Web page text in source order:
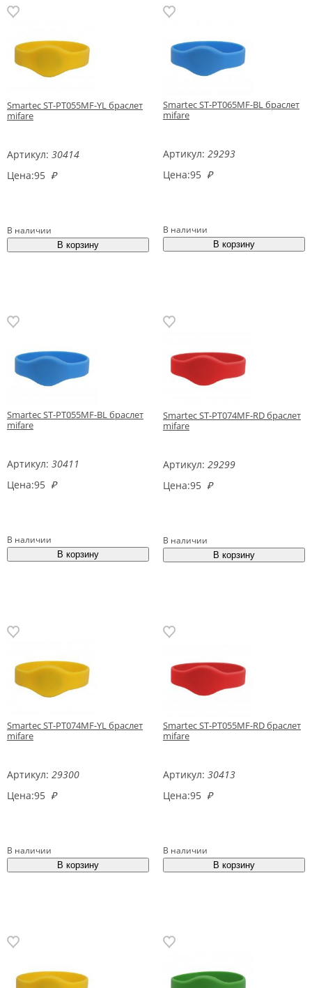
Smartec ST-PT055MF-YL браслет
mifare
Артикул: 30414
Цена:95 ₽
В наличии
Smartec ST-PT065MF-BL браслет
mifare
Артикул: 29293
Цена:95 ₽
В наличии
Smartec ST-PT055MF-BL браслет
mifare
Артикул: 30411
Цена:95 ₽
В наличии
Smartec ST-PT074MF-RD браслет
mifare
Артикул: 29299
Цена:95 ₽
В наличии
Smartec ST-PT074MF-YL браслет
mifare
Артикул: 29300
Цена:95 ₽
В наличии
Smartec ST-PT055MF-RD браслет
mifare
Артикул: 30413
Цена:95 ₽
В наличии